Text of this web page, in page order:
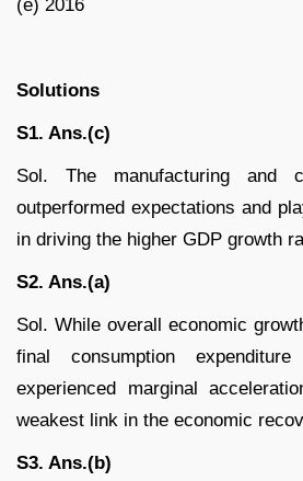
(e) 2016
Solutions
S1. Ans.(c)
Sol. The manufacturing and
outperformed expectations and
in driving the higher GDP growth
S2. Ans.(a)
Sol. While overall economic
final consumption
experienced marginal
weakest link in the economic
S3. Ans.(b)